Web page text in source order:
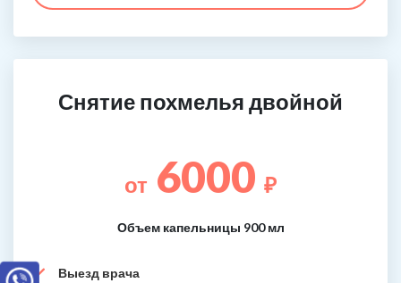
Снятие похмелья двойной
от 6000 ₽
Объем капельницы 900 мл
Выезд врача